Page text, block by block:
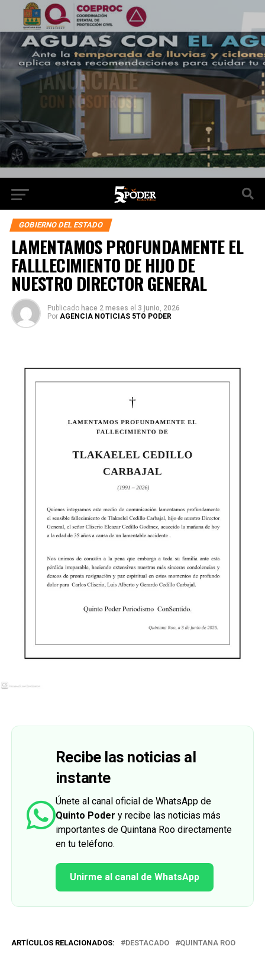
GOBIERNO DEL ESTADO
LAMENTAMOS PROFUNDAMENTE EL
FALLLECIMIENTO DE HIJO DE
NUESTRO DIRECTOR GENERAL
Publicado hace 2 meses el 3 junio, 2026
Por AGENCIA NOTICIAS 5TO PODER
Recibe las noticias al
instante
Únete al canal oficial de WhatsApp de
Quinto Poder y recibe las noticias más
importantes de Quintana Roo directamente
en tu teléfono.
Unirme al canal de WhatsApp
ARTÍCULOS RELACIONADOS: DESTACADO QUINTANA ROO